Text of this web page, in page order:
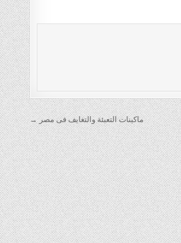
ماكينات التعبئة والتغايف فى مصر →